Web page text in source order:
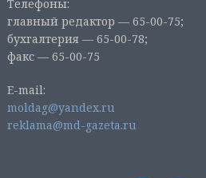
Телефоны:
главный редактор — 65-00-75;
бухгалтерия — 65-00-78;
факс — 65-00-75
E-mail:
moldag@yandex.ru
reklama@md-gazeta.ru